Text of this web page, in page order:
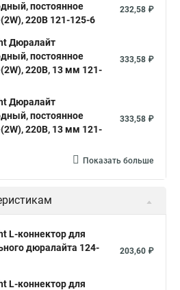
постоянное
220В 121-125-6
232,58 ₽
Дюралайт
постоянное
220В, 13 мм 121-
333,58 ₽
Дюралайт
постоянное
220В, 13 мм 121-
333,58 ₽
Показать больше
L-коннектор для
дюралайта 124-
203,60 ₽
L-коннектор для